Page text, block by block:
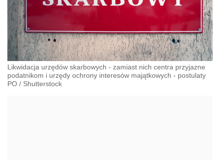
Likwidacja urzędów skarbowych - zamiast nich centra przyjazne
podatnikom i urzędy ochrony interesów majątkowych - postulaty
PO / Shutterstock